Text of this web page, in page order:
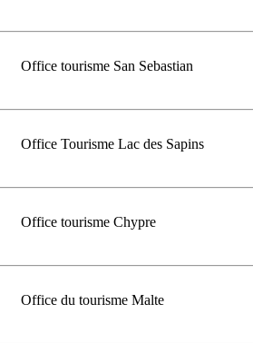
Office tourisme San Sebastian
Office Tourisme Lac des Sapins
Office tourisme Chypre
Office du tourisme Malte